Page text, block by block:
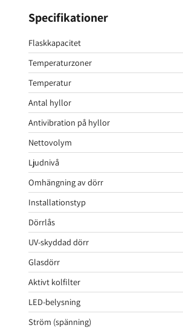
Specifikationer
Flaskkapacitet
Temperaturzoner
Temperatur
Antal hyllor
Antivibration på hyllor
Nettovolym
Ljudnivå
Omhängning av dörr
Installationstyp
Dörrlås
UV-skyddad dörr
Glasdörr
Aktivt kolfilter
LED-belysning
Ström (spänning)